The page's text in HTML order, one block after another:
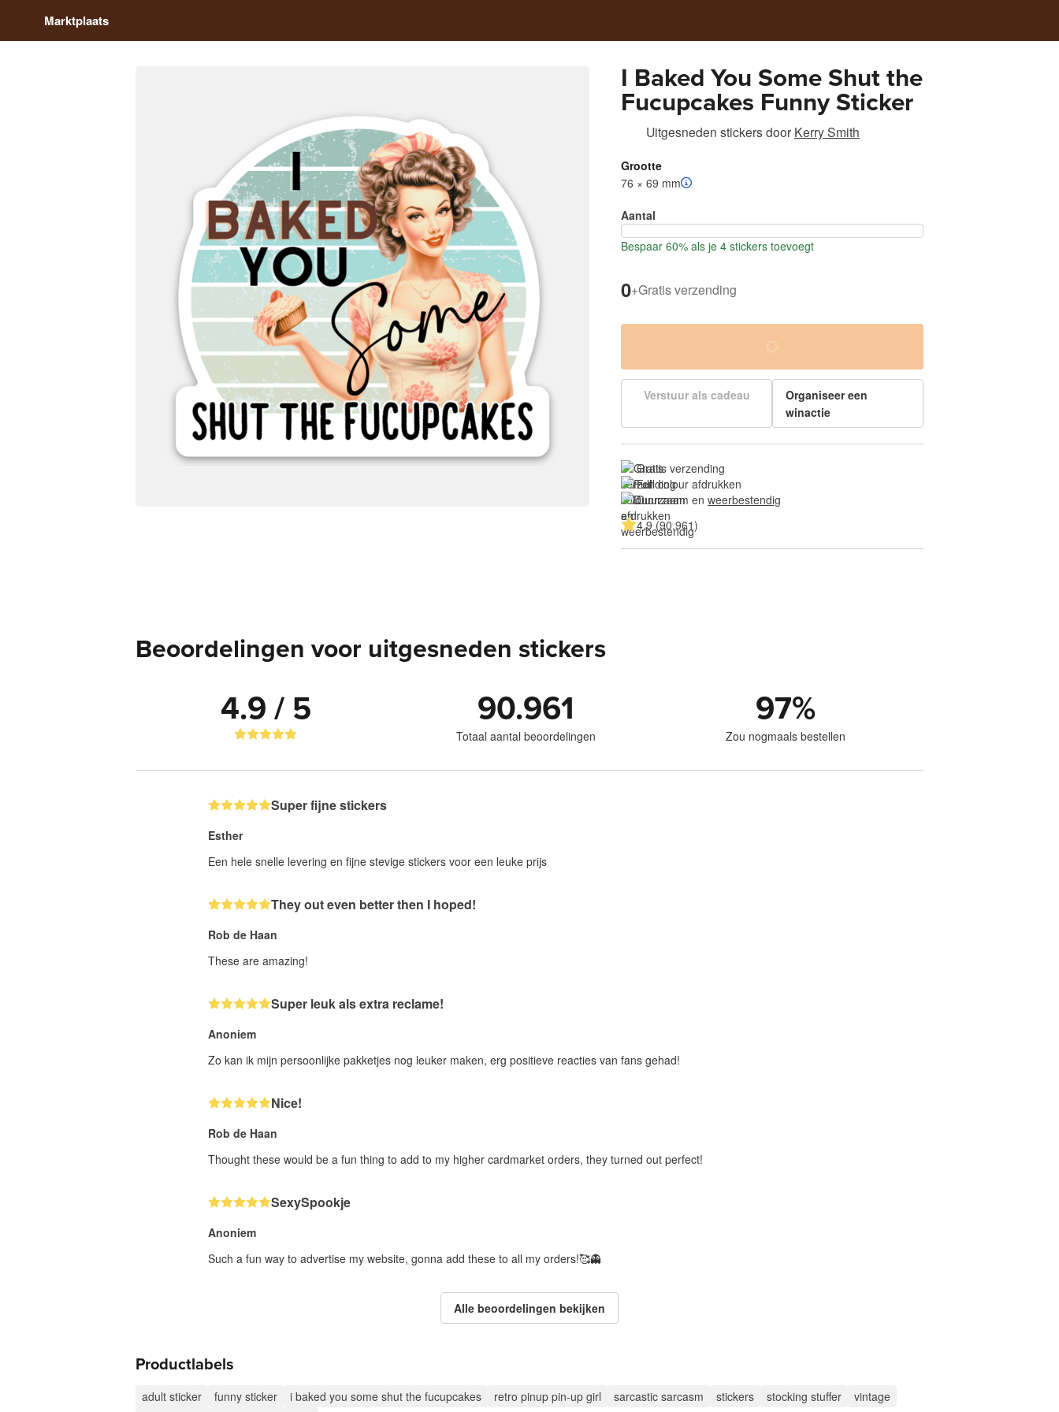
Marktplaats
I Baked You Some Shut the
Fucupcakes Funny Sticker
Uitgesneden stickersdoor Kerry Smith
Grootte
76 × 69 mm
Aantal
Bespaar 60% als je 4 stickers toevoegt
0+Gratis verzending
Verstuur als cadeau
Organiseer een
winactie
Gratis verzending
Full colour afdrukken
Duurzaam en weerbestendig
4.9 (90.961)
Beoordelingen voor uitgesneden stickers
4.9 / 5 90.961
Totaal aantal beoordelingen
97%
Zou nogmaals bestellen
Super fijne stickers
Esther
Een hele snelle levering en fijne stevige stickers voor een leuke prijs
They out even better then I hoped!
Rob de Haan
These are amazing!
Super leuk als extra reclame!
Anoniem
Zo kan ik mijn persoonlijke pakketjes nog leuker maken, erg positieve reacties van fans gehad!
Nice!
Rob de Haan
Thought these would be a fun thing to add to my higher cardmarket orders, they turned out perfect!
SexySpookje
Anoniem
Such a fun way to advertise my website, gonna add these to all my orders!🥰👻
Alle beoordelingen bekijken
Productlabels
adult sticker funny sticker i baked you some shut the fucupcakes retro pinup pin-up girl sarcastic sarcasm stickers stocking stuffer
vintage